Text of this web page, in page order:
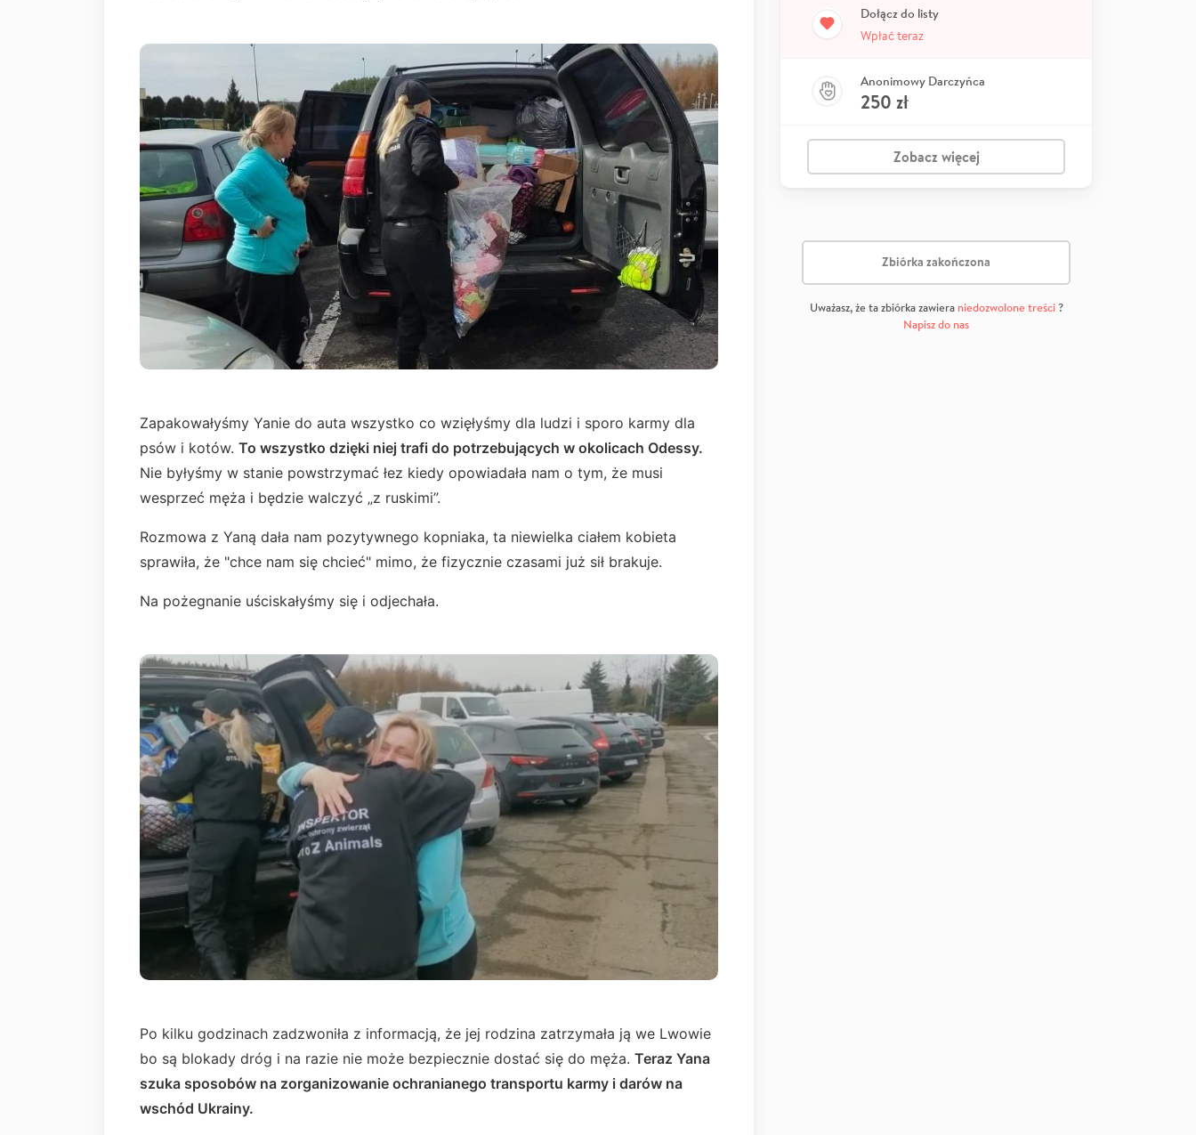
Zapakowałyśmy Yanie do auta wszystko co wzięłyśmy dla ludzi i sporo karmy dla
psów i kotów. To wszystko dzięki niej trafi do potrzebujących w okolicach Odessy.
Nie byłyśmy w stanie powstrzymać łez kiedy opowiadała nam o tym, że musi
wesprzeć męża i będzie walczyć „z ruskimi”.
Rozmowa z Yaną dała nam pozytywnego kopniaka, ta niewielka ciałem kobieta
sprawiła, że "chce nam się chcieć" mimo, że fizycznie czasami już sił brakuje.
Na pożegnanie uściskałyśmy się i odjechała.
Po kilku godzinach zadzwoniła z informacją, że jej rodzina zatrzymała ją we Lwowie
bo są blokady dróg i na razie nie może bezpiecznie dostać się do męża. Teraz Yana
szuka sposobów na zorganizowanie ochranianego transportu karmy i darów na
wschód Ukrainy.
Dołącz do listy
Wpłać teraz
Anonimowy Darczyńca
250 zł
Zobacz więcej
Zbiórka zakończona
Uważasz, że ta zbiórka zawiera niedozwolone treści?
Napisz do nas